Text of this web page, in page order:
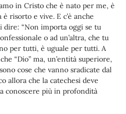
in Cristo che è nato per me, è
risorto e vive. E c’è anche
dire: “Non importa oggi se tu
o ad un’altra, che tu
per tutti, è uguale per tutti. A
“Dio” ma, un’entità superiore,
cose che vanno sradicate dal
allora che la catechesi deve
conoscere più in profondità